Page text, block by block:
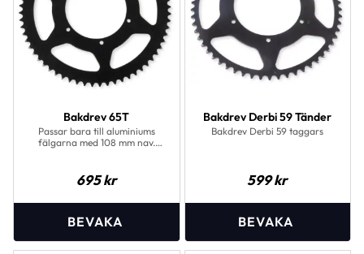
Bakdrev 65T
Passar bara till aluminiums
fälgarna med 108 mm nav.
695kr
Bakdrev Derbi 59 Tänder
Bakdrev Derbi 59 taggars
599kr